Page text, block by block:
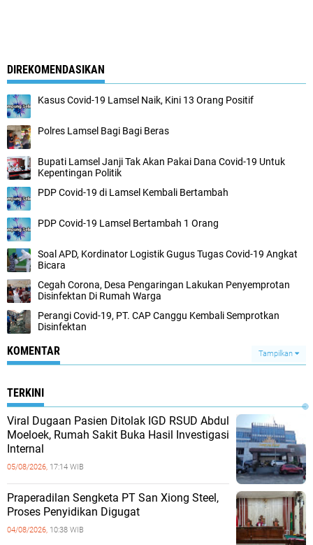
DIREKOMENDASIKAN
Kasus Covid-19 Lamsel Naik, Kini 13 Orang Positif
Polres Lamsel Bagi Bagi Beras
Bupati Lamsel Janji Tak Akan Pakai Dana Covid-19 Untuk
Kepentingan Politik
PDP Covid-19 di Lamsel Kembali Bertambah
PDP Covid-19 Lamsel Bertambah 1 Orang
Soal APD, Kordinator Logistik Gugus Tugas Covid-19 Angkat
Bicara
Cegah Corona, Desa Pengaringan Lakukan Penyemprotan
Disinfektan Di Rumah Warga
Perangi Covid-19, PT. CAP Canggu Kembali Semprotkan
Disinfektan
KOMENTAR Tampilkan
TERKINI
Viral Dugaan Pasien Ditolak IGD RSUD Abdul
Moeloek, Rumah Sakit Buka Hasil Investigasi
Internal
05/08/2026, 17:14 WIB
Praperadilan Sengketa PT San Xiong Steel,
Proses Penyidikan Digugat
04/08/2026, 10:38 WIB